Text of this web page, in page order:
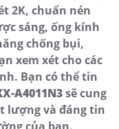
2K, chuẩn nén
sáng, ống kính
chống bụi,
xem xét cho các
Bạn có thể tin
A4011N3sẽ cung
lượng và đáng tin